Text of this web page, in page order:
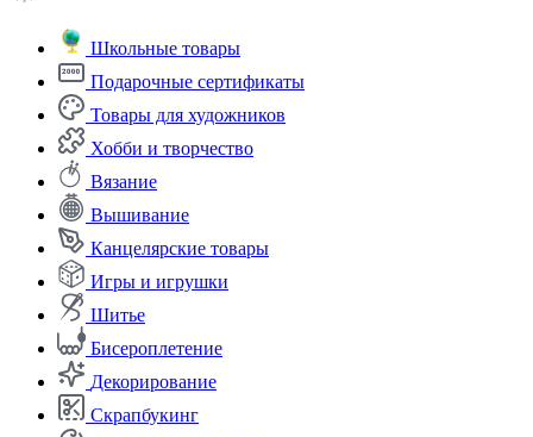
Школьные товары
Подарочные сертификаты
Товары для художников
Хобби и творчество
Вязание
Вышивание
Канцелярские товары
Игры и игрушки
Шитье
Бисероплетение
Декорирование
Скрапбукинг